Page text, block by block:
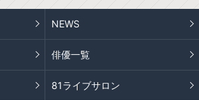
NEWS
俳優一覧
81ライブサロン